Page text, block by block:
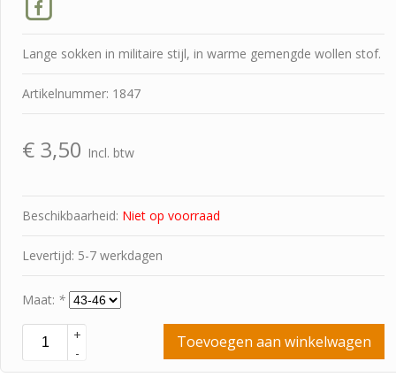
Lange sokken in militaire stijl, in warme gemengde wollen stof.
Artikelnummer: 1847
€ 3,50 Incl. btw
Beschikbaarheid: Niet op voorraad
Levertijd: 5-7 werkdagen
Maat: *
+
-
Toevoegen aan winkelwagen